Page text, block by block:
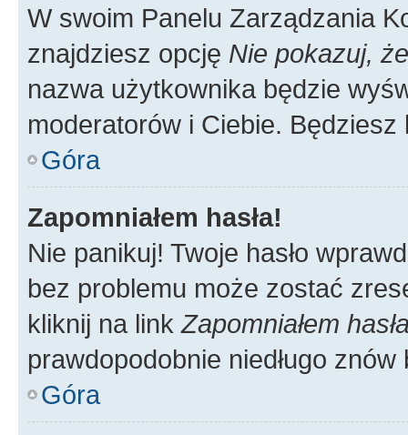
W swoim Panelu Zarządzania
znajdziesz opcję Nie pokazuj,
nazwa użytkownika będzie
moderatorów i Ciebie.
Góra
Zapomniałem hasła!
Nie panikuj! Twoje hasło
bez problemu może zostać
kliknij na link Zapomniałem
prawdopodobnie niedługo
Góra